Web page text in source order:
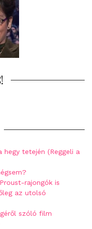
hegy tetején (Reggeli a
rajongók is
az utolsó
szóló film